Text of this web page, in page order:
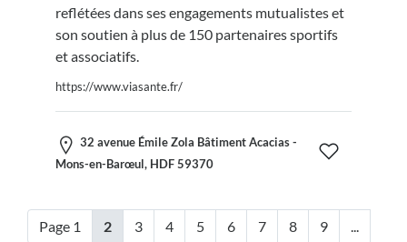
reflétées dans ses engagements mutualistes et
son soutien à plus de 150 partenaires sportifs
et associatifs.
https://www.viasante.fr/
32 avenue Émile Zola Bâtiment Acacias -
Mons-en-Barœul, HDF 59370
Page 1 2 3 4 5 6 7 8 9 ...